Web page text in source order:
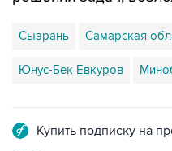
Сызрань Самарская
Юнус-Бек Евкуров
Купить подписку на